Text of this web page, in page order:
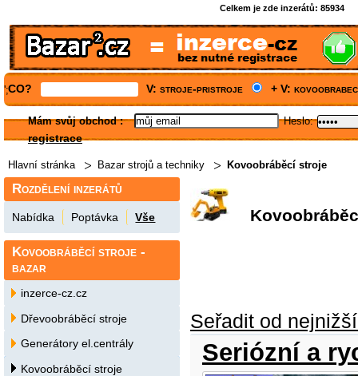
Celkem je zde inzerátů: 85934
';CO? V: stroje-pristroje + V:
Mám svůj obchod: Heslo:
registrace
Hlavní stránka Bazar strojů a techniky Kovoobráběcí stroje
Seřadit od
Seriózní a
Rozdělení inzerátů
Nabídka Poptávka Vše
Kovoobráběcí stroje -
bazar
inzerce-cz.cz
Dřevoobráběcí stroje
Generátory el.centrály
Kovoobráběcí stroje